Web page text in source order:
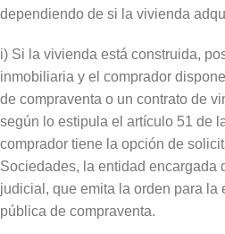
dependiendo de si la vivienda
i) Si la vivienda está construida,
inmobiliaria y el comprador
de compraventa o un contrato de
según lo estipula el artículo 51 de
comprador tiene la opción de
Sociedades, la entidad encargada
judicial, que emita la orden para la
pública de compraventa.